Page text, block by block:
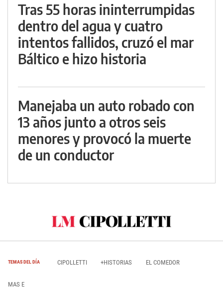
Tras 55 horas ininterrumpidas
dentro del agua y cuatro
intentos fallidos, cruzó el mar
Báltico e hizo historia
Manejaba un auto robado con
13 años junto a otros seis
menores y provocó la muerte
de un conductor
TEMAS DEL DÍA CIPOLLETTI +HISTORIAS EL COMEDOR
MAS E